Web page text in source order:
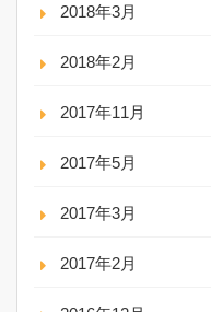
2018年3月
2018年2月
2017年11月
2017年5月
2017年3月
2017年2月